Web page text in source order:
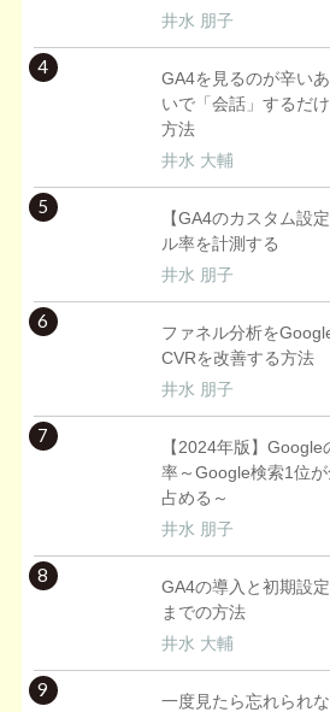
井水 朋子
4
GA4を見るのが辛い
いで「会話」するだ
方法
井水 大輔
5
【GA4のカスタム設
ル率を計測する
井水 朋子
6
ファネル分析を
CVRを改善する方法
井水 朋子
7
【2024年版】
率～Google検索1位
占める～
井水 朋子
8
GA4の導入と初期設
までの方法
井水 大輔
9
一度見たら忘れられ